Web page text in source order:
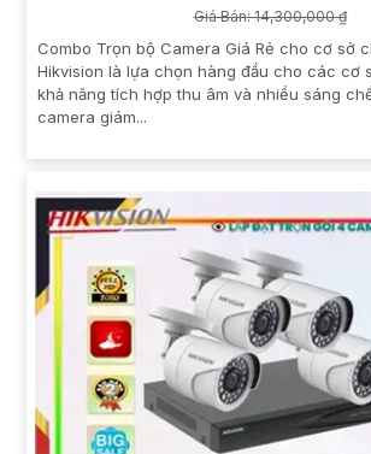
Giá Bán: 14,300,000 ₫
Combo Trọn bộ Camera Giá Rẻ cho cơ sở
Hikvision là lựa chọn hàng đầu cho các cơ
khả năng tích hợp thu âm và nhiều sáng
camera giám...